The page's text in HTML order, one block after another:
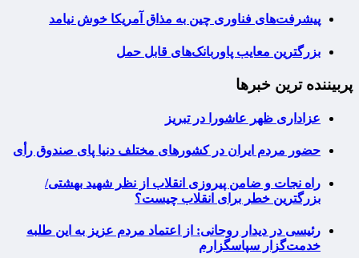
پیشرفت‌های فناوری چین به مذاق آمریکا خوش نیامد
بزرگترین معایب پاوربانک‌های قابل حمل
پربیننده ترین خبرها
عزاداری ظهر عاشورا در تبریز
حضور مردم ایران در کشورهای مختلف دنیا پای صندوق رأی
راه نجات و ضامن پیروزی انقلاب از نظر شهید بهشتی/
بزرگترین خطر برای انقلاب چیست؟
رئیسی در دیدار روحانی: از اعتماد مردم عزیز به این طلبه
خدمت‌گزار سپاسگزارم